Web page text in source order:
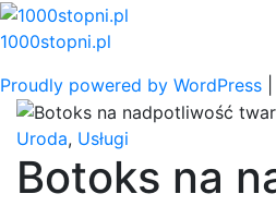
Skip
to
1000stopni.pl
Proudly powered by WordPress
Uroda, Usługi
Botoks na